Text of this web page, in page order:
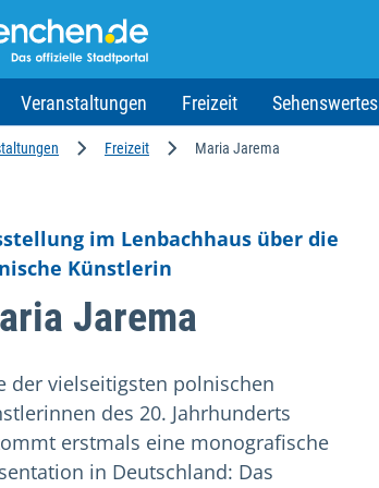
Veranstaltungen Freizeit Sehenswertes
Freizeit Maria Jarema
im Lenbachhaus über die
Künstlerin
Jarema
der vielseitigsten polnischen
des 20. Jahrhunderts
erstmals eine monografische
in Deutschland: Das